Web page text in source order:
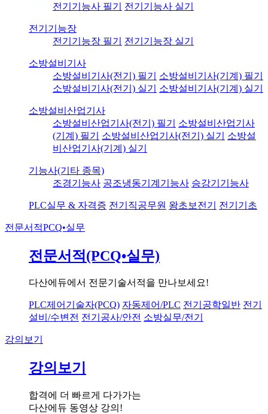
전기기능사 필기
전기기능사 실기
전기기능장
전기기능장 필기
전기기능장 실기
소방설비기사
소방설비기사(전기) 필기
소방설비기사(기계) 필기
소방설비기사(전기) 실기
소방설비기사(기계) 실기
소방설비산업기사
소방설비산업기사(전기) 필기
소방설비산업기사
(기계) 필기
소방설비산업기사(전기) 실기
소방설
비산업기사(기계) 실기
기능사(기타 종목)
조경기능사 공조냉동기계기능사 승강기기능사
PLC실무 & 자격증 전기직공무원 왕초보전기 전기기초
전문서적PCQ•실무
전문서적(PCQ•실무)
다산에듀에서 전문기술서적을 만나보세요!
PLC제어기술자(PCQ) 자동제어/PLC 전기공학일반 전기
설비/수변전 전기공사/안전 소방실무/전기
강의보기
강의보기
합격에 더 빠르게 다가가는
다산에듀 동영상 강의!